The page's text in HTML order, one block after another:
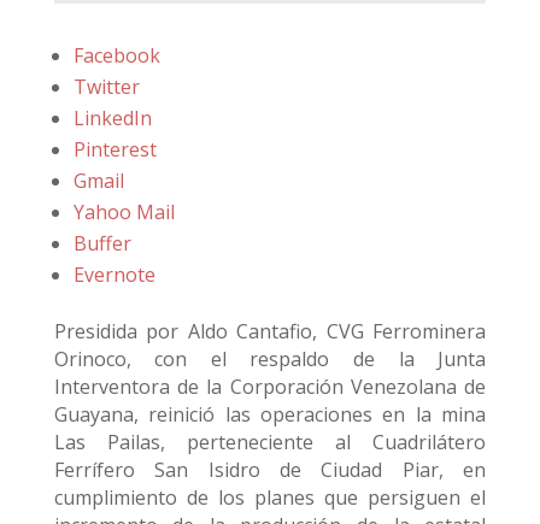
Facebook
Twitter
LinkedIn
Pinterest
Gmail
Yahoo Mail
Buffer
Evernote
Presidida por Aldo Cantafio, CVG Ferrominera
Orinoco, con el respaldo de la Junta
Interventora de la Corporación Venezolana de
Guayana, reinició las operaciones en la mina
Las Pailas, perteneciente al Cuadrilátero
Ferrífero San Isidro de Ciudad Piar, en
cumplimiento de los planes que persiguen el